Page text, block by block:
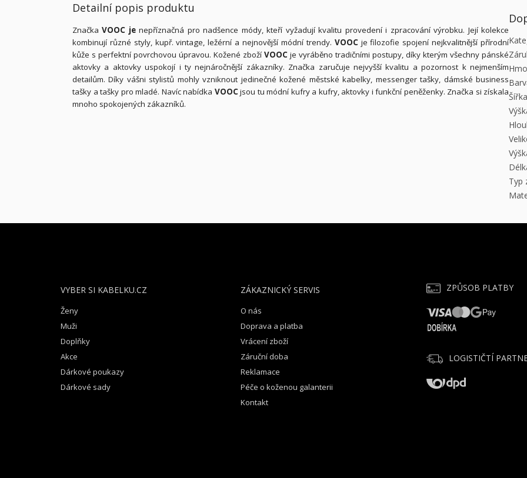
Detailní popis produktu
ZnačkaVOOC jenepříznačná pro nadšence módy, kteří vyžadují kvalitu provedení i zpracování výrobku. Její kolekce
kombinují různé styly, kupř. vintage, ležérní a nejnovější módní trendy. VOOCje filozofie spojení nejkvalitnější přírodní
kůže s perfektní povrchovou úpravou. Kožené zbožíVOOC je vyráběno tradičními postupy, díky kterým všechny pánské
aktovky a aktovky uspokojí i ty nejnáročnější zákazníky. Značka zaručuje nejvyšší kvalitu a pozornost k nejmenším
detailům. Díky vášni stylistů mohly vzniknout jedinečné kožené městské kabelky, messenger tašky, dámské business
tašky a tašky pro mladé. Navíc nabídka VOOCjsou tu módní kufry a kufry, aktovky i funkční peněženky. Značka si získala
mnoho spokojených zákazníků.
Šířka
Typ
VYBER SI KABELKU.CZ
Ženy
Muži
Doplňky
Akce
Dárkové poukazy
Dárkové sady
ZÁKAZNICKÝ SERVIS
O nás
Doprava a platba
Vrácení zboží
Záruční doba
Reklamace
Péče o koženou galanterii
Kontakt
ZPŮSOB PLATBY
LOGISTIČTÍ